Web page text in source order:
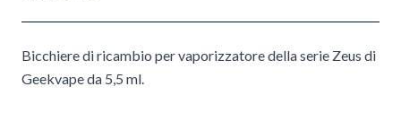
Bicchiere di ricambio per vaporizzatore della serie Zeus di
Geekvape da 5,5 ml.